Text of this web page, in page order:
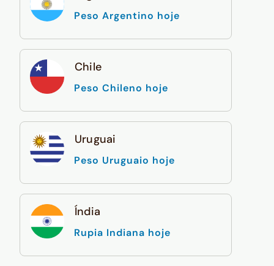
Peso Argentino hoje
Chile
Peso Chileno hoje
Uruguai
Peso Uruguaio hoje
Índia
Rupia Indiana hoje